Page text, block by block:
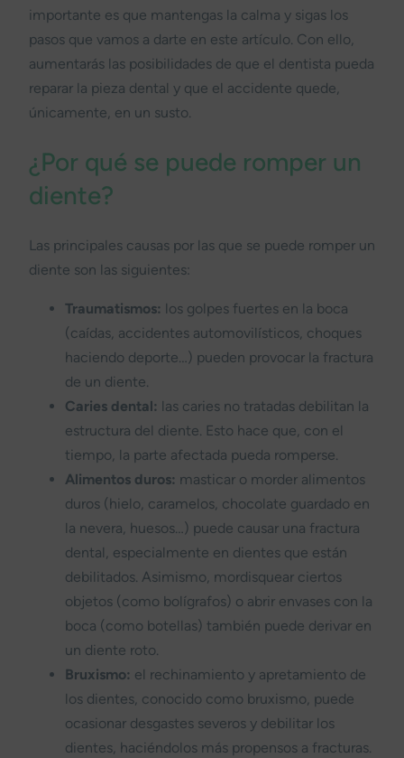
importante es que mantengas la calma y sigas los
pasos que vamos a darte en este artículo. Con ello,
aumentarás las posibilidades de que el dentista pueda
reparar la pieza dental y que el accidente quede,
únicamente, en un susto.
¿Por qué se puede romper un
diente?
Las principales causas por las que se puede romper un
diente son las siguientes:
Traumatismos: los golpes fuertes en la boca
(caídas, accidentes automovilísticos, choques
haciendo deporte…) pueden provocar la fractura
de un diente.
Caries dental: las caries no tratadas debilitan la
estructura del diente. Esto hace que, con el
tiempo, la parte afectada pueda romperse.
Alimentos duros: masticar o morder alimentos
duros (hielo, caramelos, chocolate guardado en
la nevera, huesos…) puede causar una fractura
dental, especialmente en dientes que están
debilitados. Asimismo, mordisquear ciertos
objetos (como bolígrafos) o abrir envases con la
boca (como botellas) también puede derivar en
un diente roto.
Bruxismo: el rechinamiento y apretamiento de
los dientes, conocido como bruxismo, puede
ocasionar desgastes severos y debilitar los
dientes, haciéndolos más propensos a fracturas.